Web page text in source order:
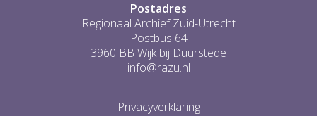
Postadres
Regionaal Archief Zuid-Utrecht
Postbus 64
3960 BB Wijk bij Duurstede
info@razu.nl
Privacyverklaring